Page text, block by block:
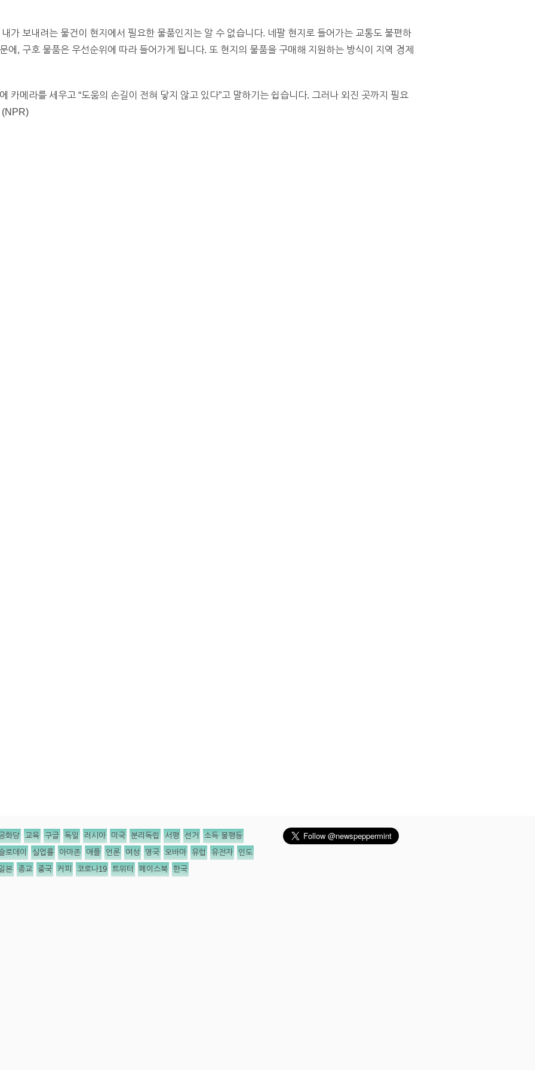
가 보내려는 물건이 현지에서 필요한 물품인지는 알 수 없습니다. 네팔 현지로 들어가는 교통도 불편하
에, 구호 물품은 우선순위에 따라 들어가게 됩니다. 또 현지의 물품을 구매해 지원하는 방식이 지역 경제
카메라를 세우고 “도움의 손길이 전혀 닿지 않고 있다”고 말하기는 쉽습니다. 그러나 외진 곳까지 필요
(NPR)
화당 교육 구글 독일 러시아 미국 분리독립 서평 선거 소득 불평등
로데이 실업률 아마존 애플 언론 여성 영국 오바마 유럽 유전자 인도
본 종교 중국 커피 코로나19 트위터 페이스북 한국